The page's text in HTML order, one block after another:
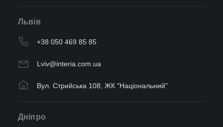
Львів
+38 050 469 85 85
Lviv@interia.com.ua
Вул. Стрийська 108, ЖК "Національний"
Дніпро